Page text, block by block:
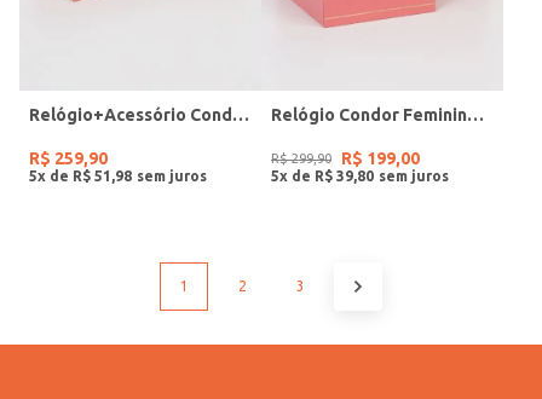
Relógio+Acessório Condor Feminino PRATA
R$ 259,90
5x de R$ 51 98
Relógio Condor Feminino PRATA
R$ 299,90 R$ 199,00
5x de R$ 39 80
1 2 3